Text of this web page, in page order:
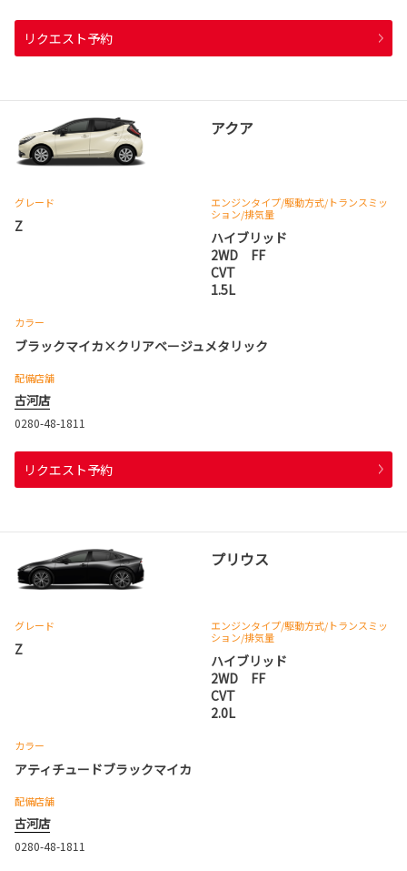
リクエスト予約
アクア
グレード
Z
エンジンタイプ/駆動方式/トランスミッ
ション/排気量
ハイブリッド
2WD FF
CVT
1.5L
カラー
ブラックマイカ×クリアベージュメタリック
配備店舗
古河店
0280-48-1811
リクエスト予約
プリウス
グレード
Z
エンジンタイプ/駆動方式/トランスミッ
ション/排気量
ハイブリッド
2WD FF
CVT
2.0L
カラー
アティチュードブラックマイカ
配備店舗
古河店
0280-48-1811